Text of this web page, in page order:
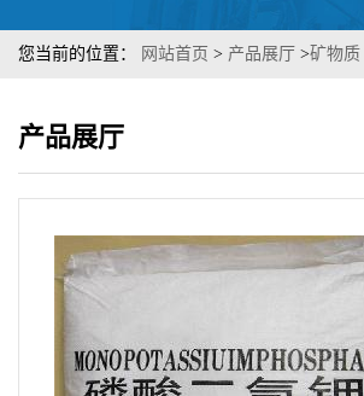
您当前的位置： 网站首页 > 产品展厅 >矿物质
产品展厅